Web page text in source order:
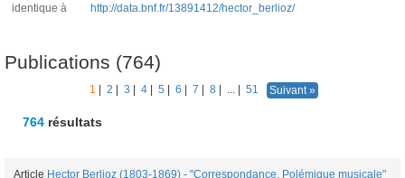
identique à http://data.bnf.fr/13891412/hector_berlioz/
Publications (764)
1 2 3 4 5 6 7 8 ... 51 Suivant »
764 résultats
Article Hector Berlioz (1803-1869) - "Correspondance. Polémique musicale"